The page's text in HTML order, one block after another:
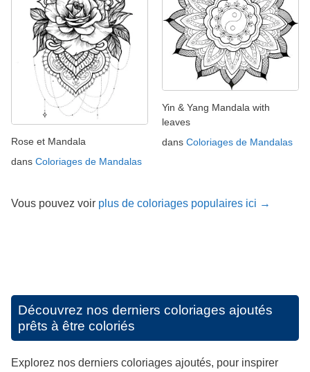
Rose et Mandala
dans Coloriages de Mandalas
Yin & Yang Mandala with
leaves
dans Coloriages de Mandalas
Vous pouvez voir plus de coloriages populaires ici →
Découvrez nos derniers coloriages ajoutés
prêts à être coloriés
Explorez nos derniers coloriages ajoutés, pour inspirer